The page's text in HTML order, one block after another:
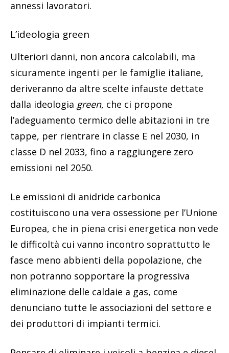
annessi lavoratori.
L’ideologia green
Ulteriori danni, non ancora calcolabili, ma
sicuramente ingenti per le famiglie italiane,
deriveranno da altre scelte infauste dettate
dalla ideologia green, che ci propone
l’adeguamento termico delle abitazioni in tre
tappe, per rientrare in classe E nel 2030, in
classe D nel 2033, fino a raggiungere zero
emissioni nel 2050.
Le emissioni di anidride carbonica
costituiscono una vera ossessione per l’Unione
Europea, che in piena crisi energetica non vede
le difficoltà cui vanno incontro soprattutto le
fasce meno abbienti della popolazione, che
non potranno sopportare la progressiva
eliminazione delle caldaie a gas, come
denunciano tutte le associazioni del settore e
dei produttori di impianti termici.